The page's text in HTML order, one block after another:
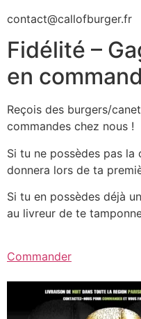
contact@callofburger.fr
Fidélité –
en
Reçois des burgers/
commandes chez nous !
Si tu ne possèdes pas
donnera lors de ta
Si tu en possèdes déjà
au livreur de te
Commander